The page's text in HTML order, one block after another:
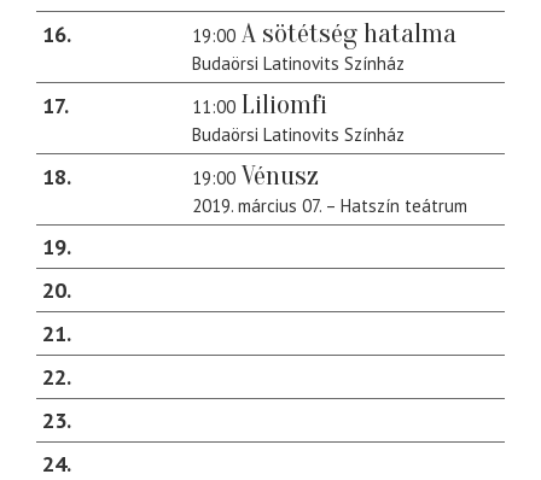
16
19:00 A sötétség hatalma
Budaörsi Latinovits Színház
17 11:00 Liliomfi
Budaörsi Latinovits Színház
18 19:00 Vénusz
2019. március 07. – Hatszín teátrum
19
20
21
22
23
24